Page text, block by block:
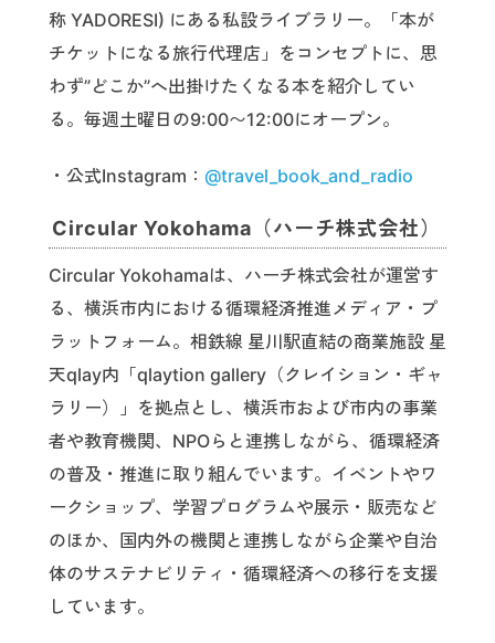
称 YADORESI) にある私設ライブラリー。「本が
チケットになる旅行代理店」をコンセプトに、思
わず”どこか”へ出掛けたくなる本を紹介してい
る。毎週土曜日の9:00〜12:00にオープン。
・公式Instagram： @travel_book_and_radio
Circular Yokohama（ハーチ株式会社）
Circular Yokohamaは、ハーチ株式会社が運営す
る、横浜市内における循環経済推進メディア・プ
ラットフォーム。相鉄線 星川駅直結の商業施設 星
天qlay内「qlaytion gallery（クレイション・ギャ
ラリー）」を拠点とし、横浜市および市内の事業
者や教育機関、NPOらと連携しながら、循環経済
の普及・推進に取り組んでいます。イベントやワ
ークショップ、学習プログラムや展示・販売など
のほか、国内外の機関と連携しながら企業や自治
体のサステナビリティ・循環経済への移行を支援
しています。